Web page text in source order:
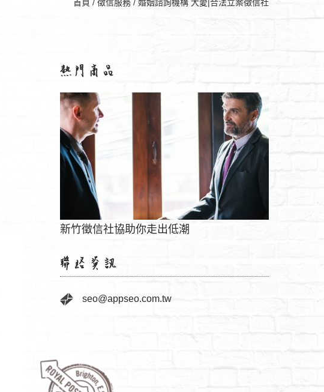
首頁 / 徵信服務 / 婚姻諮詢機構 大愛|合法立案徵信社
鳳山當鋪條件最寬鬆最高125%
seo@appseo.com.tw